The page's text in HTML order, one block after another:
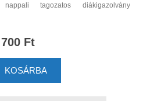
tagozatos diákigazolvány
Ft